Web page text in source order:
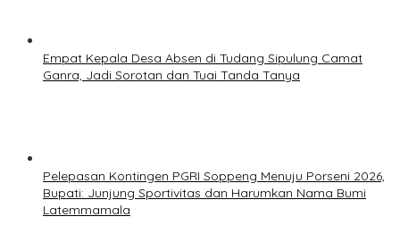
Empat Kepala Desa Absen di Tudang Sipulung Camat
Ganra, Jadi Sorotan dan Tuai Tanda Tanya
Pelepasan Kontingen PGRI Soppeng Menuju Porseni 2026,
Bupati: Junjung Sportivitas dan Harumkan Nama Bumi
Latemmamala